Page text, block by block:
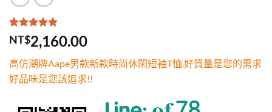
評分5.00 /
5，已有
1
位
分
NT$2,160.00
高仿潮牌Aape男款新款時尚休閑短袖T恤.好質量是您的需求
好品味是您該追求!!